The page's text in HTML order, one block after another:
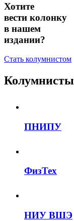
Хотите
вести колонку
в нашем
издании?
Стать колумнистом
Колумнисты
ПНИПУ
ФизТех
НИУ ВШЭ